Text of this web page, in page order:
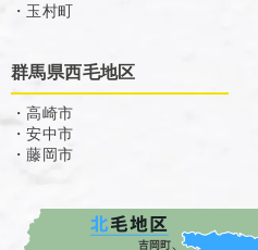
・玉村町
群馬県西毛地区
・高崎市
・安中市
・藤岡市